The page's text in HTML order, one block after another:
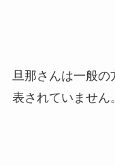
旦那さんは一般の
表されていません。